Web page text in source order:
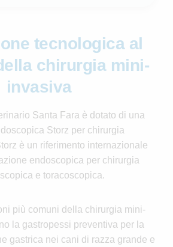
tecnologica al
chirurgia mini-
invasiva
Santa Fara è dotato di una
Storz per chirurgia
è un riferimento internazionale
endoscopica per chirurgia
e toracoscopica.
più comuni della chirurgia mini-
la gastropessi preventiva per la
gastrica nei cani di razza grande e